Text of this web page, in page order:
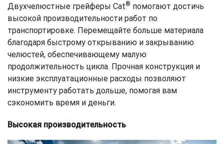
Двухчелюстные грейферы Cat® помогают достичь
высокой производительности работ по
транспортировке. Перемещайте больше материала
благодаря быстрому открыванию и закрыванию
челюстей, обеспечивающему малую
продолжительность цикла. Прочная конструкция и
низкие эксплуатационные расходы позволяют
инструменту работать дольше, помогая вам
сэкономить время и деньги.
Высокая производительность